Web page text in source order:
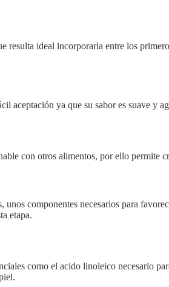
resulta ideal incorporarla entre los
aceptación ya que su sabor es suave y
con otros alimentos, por ello permite
unos componentes necesarios para
etapa.
como el acido linoleico necesario